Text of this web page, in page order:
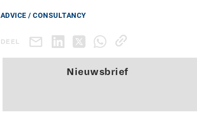
ADVICE / CONSULTANCY
DEEL
Nieuwsbrief